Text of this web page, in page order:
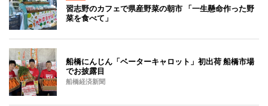
習志野のカフェで県産野菜の朝市 「一生懸命作った野
菜を食べて」
船橋にんじん「ベーターキャロット」初出荷 船橋市場
でお披露目
船橋経済新聞